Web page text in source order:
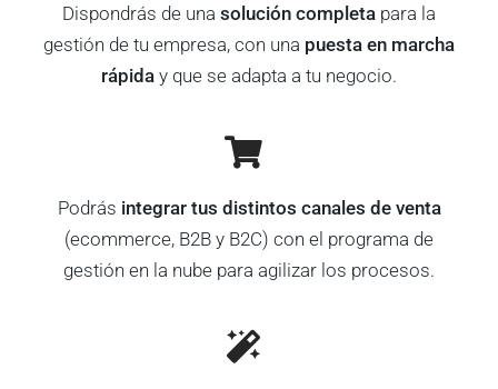
Dispondrás de una solución completa para la
gestión de tu empresa, con una puesta en marcha
rápida y que se adapta a tu negocio.
Podrás integrar tus distintos canales de venta
(ecommerce, B2B y B2C) con el programa de
gestión en la nube para agilizar los procesos.